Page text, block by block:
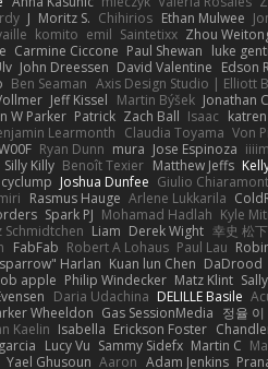
J Moritz S. Chihirios Ethan Mulwee
komito emil Saintetixx Zhou
Carmine Ciccone Paul Shewan luke
John Dreessen David Valentine Edson
Ben Seaman Axis Design Studio | Elliott
Jeff Kissel Martin Býšek Jonathan
W Parker Patrick Zach Ball Isaac
Learmonth Claudia Toyama Von
Ryan Dunn mura Jose Espinoza
Silly Killy Benoît Texier Matthew Jeffs
cyclump Joshua Dunfee Giulio
Rasmus Hauge Arlene Lukkarila
Spark PJ Mohamad Hadlah Kyle
Schmidtchen Liam Derek Wight 幸史 松下
FabFab Robert A Lohaus Paul Lau
Harlan Kuan lun Chen DaDrood
apple Philip Windecker Matz Klint
Daria Udachina DELILLE Basile
Wheeldon Gas SessionMedia 정율 이
Kaelin Isabella Erickson Foster
Lucy Vu Sammy Sidefx Martin C
Yael Ghusoun Aaron Adam Jenkins